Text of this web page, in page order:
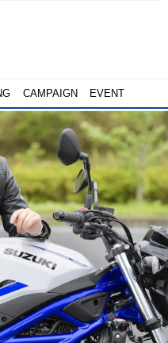
CAMPAIGN EVENT